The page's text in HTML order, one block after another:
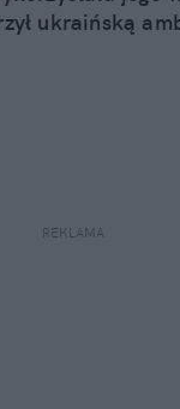
ukraińską
REKLAMA